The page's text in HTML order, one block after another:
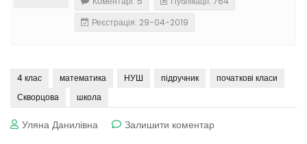
Реєстрація: 29-04-2019
4 клас математика НУШ підручник
початкові класи
Скворцова
школа
Уляна Данилівна Залишити коментардо